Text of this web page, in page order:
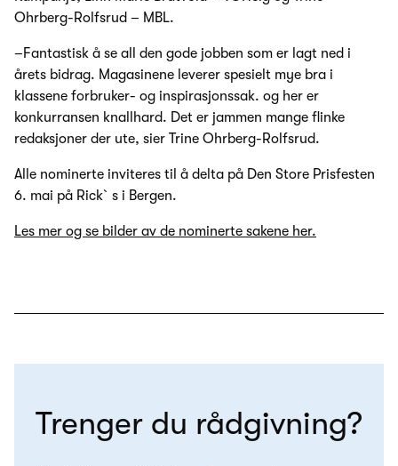
Ohrberg-Rolfsrud – MBL.
–Fantastisk å se all den gode jobben som er lagt ned i
årets bidrag. Magasinene leverer spesielt mye bra i
klassene forbruker- og inspirasjonssak. og her er
konkurransen knallhard. Det er jammen mange flinke
redaksjoner der ute, sier Trine Ohrberg-Rolfsrud.
Alle nominerte inviteres til å delta på Den Store Prisfesten
6. mai på Rick`s i Bergen.
Les mer og se bilder av de nominerte sakene her.
Trenger du rådgivning?